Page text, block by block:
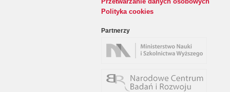
Polityka cookies
Partnerzy